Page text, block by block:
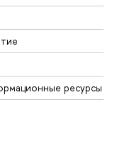
ресурсы